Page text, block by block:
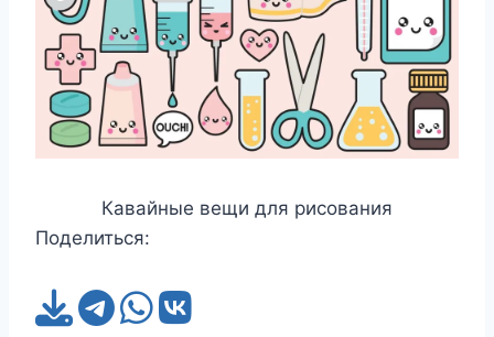
Кавайные вещи для рисования
Поделиться: